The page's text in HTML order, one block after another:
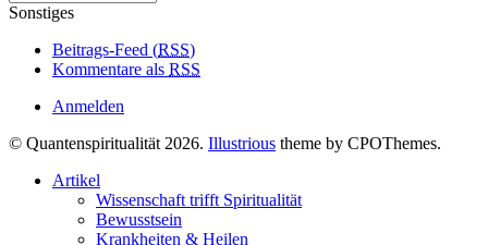
Sonstiges
Beitrags-Feed (RSS)
Kommentare als RSS
Anmelden
© Quantenspiritualität 2026. Illustrious theme by CPOThemes.
Artikel
Wissenschaft trifft Spiritualität
Bewusstsein
Krankheiten & Heilen